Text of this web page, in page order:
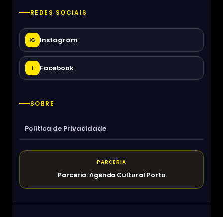
REDES SOCIAIS
IG Instagram
f Facebook
SOBRE
Política de Privacidade
PARCERIA
Parceria: Agenda Cultural Porto